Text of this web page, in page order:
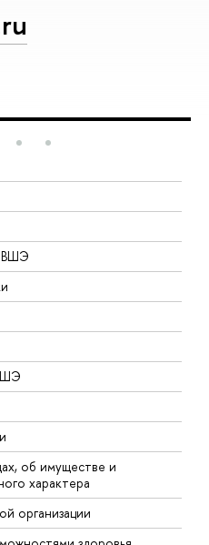
ВШЭ
об имуществе и
характера
организации